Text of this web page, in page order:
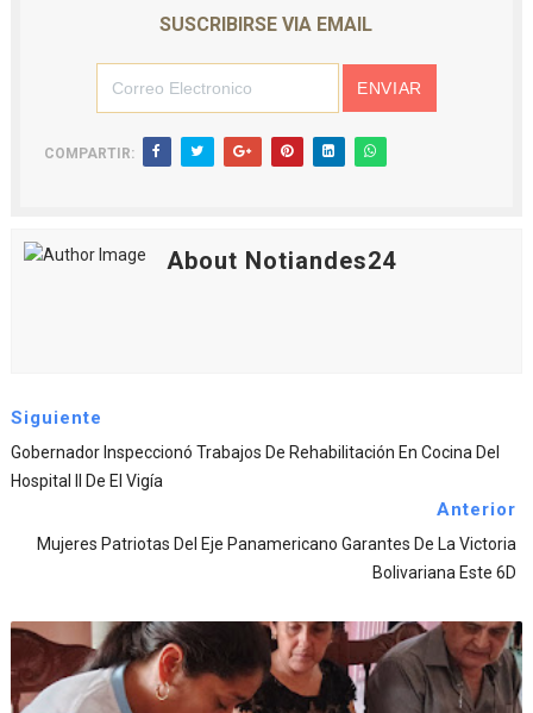
SUSCRIBIRSE VIA EMAIL
COMPARTIR:
About Notiandes24
Siguiente
Gobernador Inspeccionó Trabajos De Rehabilitación En Cocina Del
Hospital II De El Vigía
Anterior
Mujeres Patriotas Del Eje Panamericano Garantes De La Victoria
Bolivariana Este 6D